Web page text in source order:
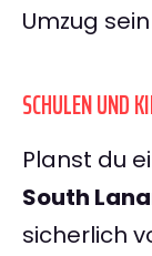
Umzug
SCHULEN UND
Planst du
South
sicherlich